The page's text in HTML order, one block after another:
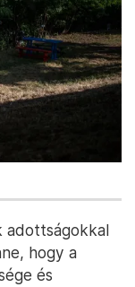
adottságokkal
hogy a
és